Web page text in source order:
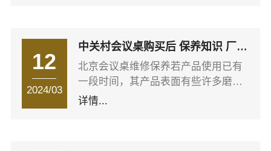
和资质，那么可以适当的选择中低档
的会议桌。如果是一个工作室，那么
根据情况再进行降位。2、尺寸根据会
议室的大小数据对会议桌的尺寸进行
确定。比如：会议室面积较大，可以
12
2024/03
中关村会议桌购买后 保养知识 厂家
经验分享！
北京会议桌维修保养若产品使用已有
一段时间，其产品表面有些许多磨伤
或刮痕，只要以售后服务的方式回厂
详情...